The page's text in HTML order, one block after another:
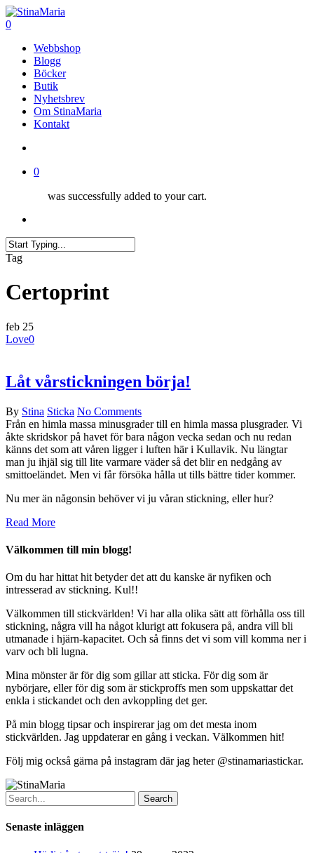
Skip
to
content
search
0
Webbshop
Blogg
Böcker
Butik
Nyhetsbrev
Om StinaMaria
Kontakt
0
was successfully added to your cart.
Close
Tag
Certoprint
feb 25
Love0
Låt vårstickningen börja!
By Stina Sticka No Comments
Från en himla massa minusgrader till en himla massa plusgrader. Vi
åkte skridskor på havet för bara någon vecka sedan och nu redan
känns det som att våren ligger i luften här i Kullavik. Nu längtar
man ju ihjäl sig till lite varmare väder så det blir en nedgång av
smittoeländet. Men vi får försöka hålla ut tills bättre tider kommer.
Nu mer än någonsin behöver vi ju våran stickning, eller hur?
Read More
Välkommen till min blogg!
Om du har hittat hit betyder det att du kanske är nyfiken och
intresserad av stickning. Kul!!
Välkommen till stickvärlden! Vi har alla olika sätt att förhålla oss till
stickning, några vill ha något klurigt att fokusera på, andra vill bli
utmanade i hjärn-kapacitet. Och så finns det vi som vill komma ner i
varv och bli lugna.
Mina mönster är för dig som gillar att sticka. För dig som är
nybörjare, eller för dig som är stickproffs men som uppskattar det
enkla i stickandet och den avkoppling det ger.
På min blogg tipsar och inspirerar jag om det mesta inom
stickvärlden. Jag uppdaterar en gång i veckan. Välkommen hit!
Följ mig också gärna på instagram där jag heter @stinamariastickar.
Search
Senaste inläggen